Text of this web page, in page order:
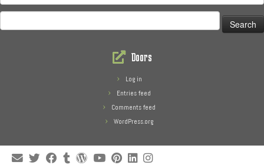
for:
Doors
Log in
Entries feed
Comments feed
WordPress.org